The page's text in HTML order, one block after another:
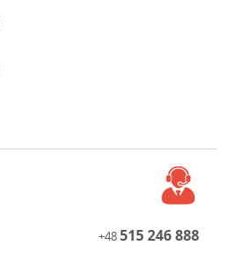
+48515 246 888